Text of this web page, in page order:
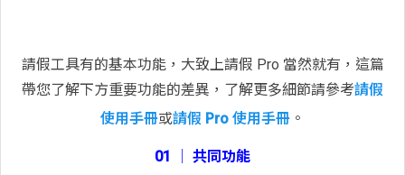
請假工具有的基本功能，大致上請假 Pro 當然就有，這篇
帶您了解下方重要功能的差異，了解更多細節請參考請假
使用手冊或請假 Pro 使用手冊 。
01 │ 共同功能